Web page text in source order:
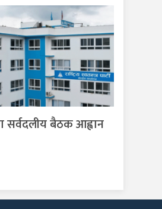
सर्वदलीय बैठक आह्वान